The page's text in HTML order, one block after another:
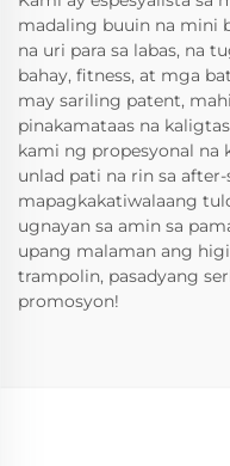
madaling buuin na mini
na uri para sa labas, na
bahay, fitness, at mga
may sariling patent,
pinakamataas na
kami ng propesyonal na
unlad pati na rin sa
mapagkakatiwalaang
ugnayan sa amin sa
upang malaman ang
trampolin, pasadyang
promosyon!